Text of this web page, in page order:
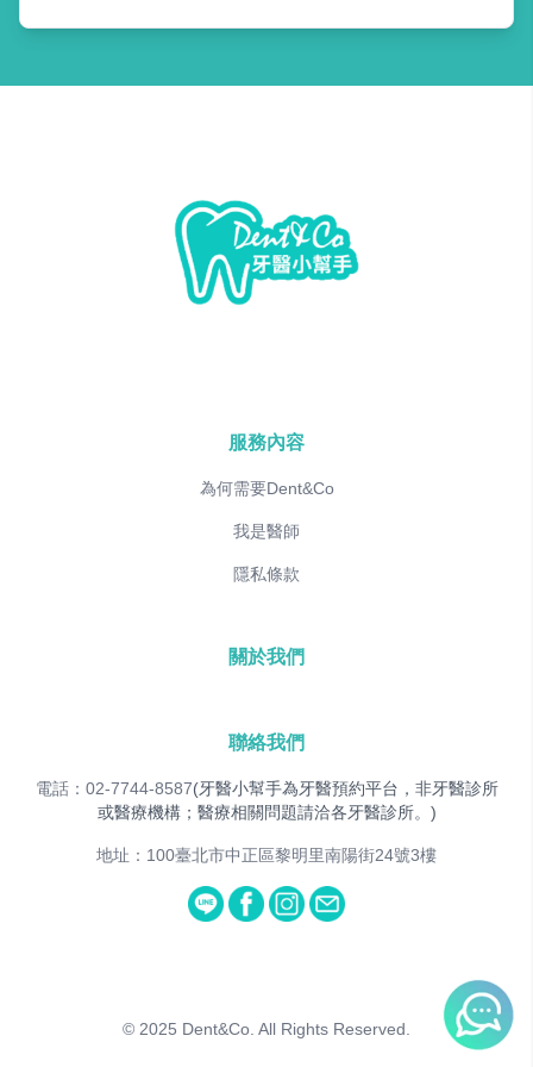
服務內容
為何需要Dent&Co
我是醫師
隱私條款
關於我們
聯絡我們
電話：02-7744-8587(牙醫小幫手為牙醫預約平台，非牙醫診所
或醫療機構；醫療相關問題請洽各牙醫診所。)
地址：100臺北市中正區黎明里南陽街24號3樓
© 2025 Dent&Co. All Rights Reserved.